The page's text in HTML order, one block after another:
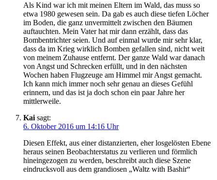
Als Kind war ich mit meinen Eltern im Wald, das muss so
etwa 1980 gewesen sein. Da gab es auch diese tiefen Löcher
im Boden, die ganz unvermittelt zwischen den Bäumen
auftauchten. Mein Vater hat mir dann erzählt, dass das
Bombentrichter seien. Und auf einmal wurde mir sehr klar,
dass da im Krieg wirklich Bomben gefallen sind, nicht weit
von meinem Zuhause entfernt. Der ganze Wald war danach
von Angst und Schrecken erfüllt, und in den nächsten
Wochen haben Flugzeuge am Himmel mir Angst gemacht.
Ich kann mich immer noch sehr genau an dieses Gefühl
erinnern, und das ist ja doch schon ein paar Jahre her
mittlerweile.
Kai sagt:
6. Oktober 2016 um 14:16 Uhr
Diesen Effekt, aus einer distanzierten, eher losgelösten Ebene
heraus seinen Beobachterstatus zu verlieren und förmlich
hineingezogen zu werden, beschreibt auch diese Szene
eindrucksvoll aus dem grandiosen „Waltz with Bashir“